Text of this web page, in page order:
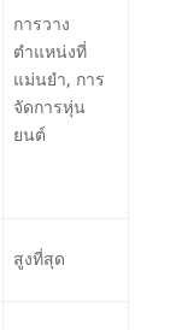
การวาง
ตำแหน่งที่
แม่นยำ, การ
จัดการหุ่น
ยนต์
สูงที่สุด